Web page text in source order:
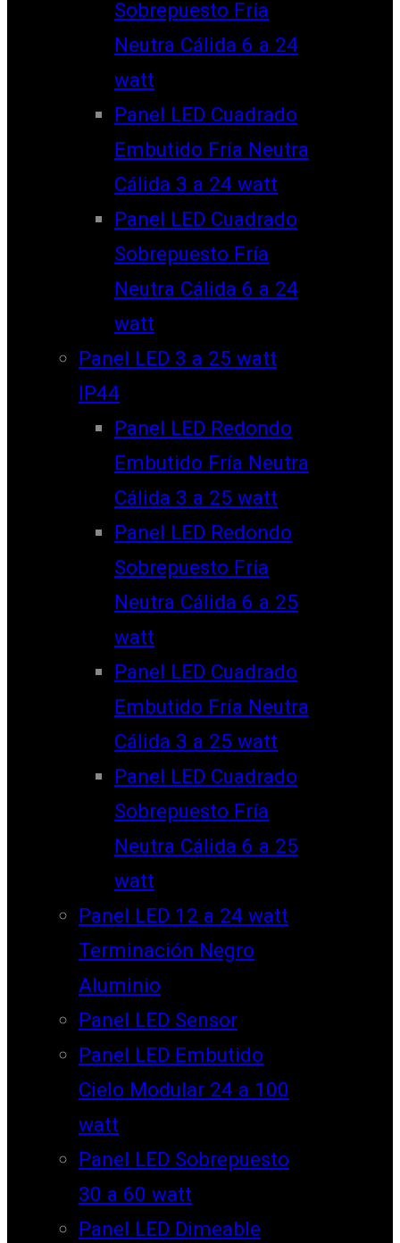
Sobrepuesto Fría
Neutra Cálida 6 a 24
watt
Panel LED Cuadrado
Embutido Fría Neutra
Cálida 3 a 24 watt
Panel LED Cuadrado
Sobrepuesto Fría
Neutra Cálida 6 a 24
watt
Panel LED 3 a 25 watt
IP44
Panel LED Redondo
Embutido Fría Neutra
Cálida 3 a 25 watt
Panel LED Redondo
Sobrepuesto Fría
Neutra Cálida 6 a 25
watt
Panel LED Cuadrado
Embutido Fría Neutra
Cálida 3 a 25 watt
Panel LED Cuadrado
Sobrepuesto Fría
Neutra Cálida 6 a 25
watt
Panel LED 12 a 24 watt
Terminación Negro
Aluminio
Panel LED Sensor
Panel LED Embutido
Cielo Modular 24 a 100
watt
Panel LED Sobrepuesto
30 a 60 watt
Panel LED Dimeable